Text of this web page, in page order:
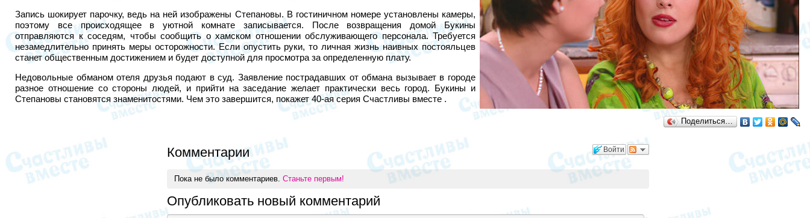
Запись шокирует парочку, ведь на ней изображены Степановы. В гостиничном номере установлены камеры,
поэтому все происходящее в уютной комнате записывается. После возвращения домой Букины
отправляются к соседям, чтобы сообщить о хамском отношении обслуживающего персонала. Требуется
незамедлительно принять меры осторожности. Если опустить руки, то личная жизнь наивных постояльцев
станет общественным достижением и будет доступной для просмотра за определенную плату.
Недовольные обманом отеля друзья подают в суд. Заявление пострадавших от обмана вызывает в городе
разное отношение со стороны людей, и прийти на заседание желает практически весь город. Букины и
Степановы становятся знаменитостями. Чем это завершится, покажет 40-ая серия Счастливы вместе .
Поделиться…
Войти
Комментарии
Пока не было комментариев. Станьте первым!
Опубликовать новый комментарий